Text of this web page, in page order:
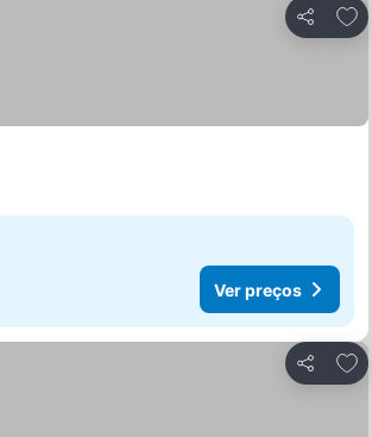
Partilhar
Ver preços
Partilhar